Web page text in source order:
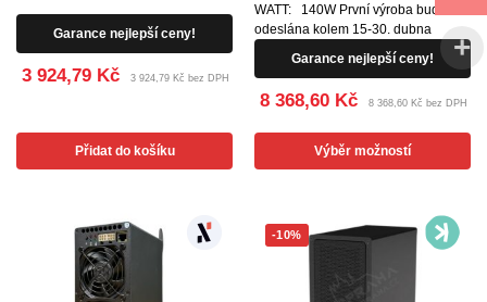
Garance nejlepší ceny!
3 924,79 Kč 3 924,79 Kč bez DPH
Přidat do košíku
WATT: 140W První výroba bude
odeslána kolem 15-30. dubna
Garance nejlepší ceny!
8 368,60 Kč 8 368,60 Kč bez DPH
Výběr možností
-10%